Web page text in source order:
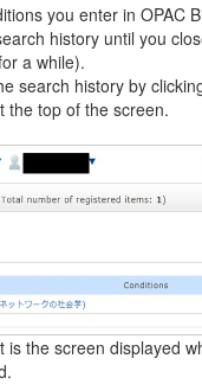
you enter in OPAC
history until you
a while).
search history by
the top of the screen.
is the screen displayed